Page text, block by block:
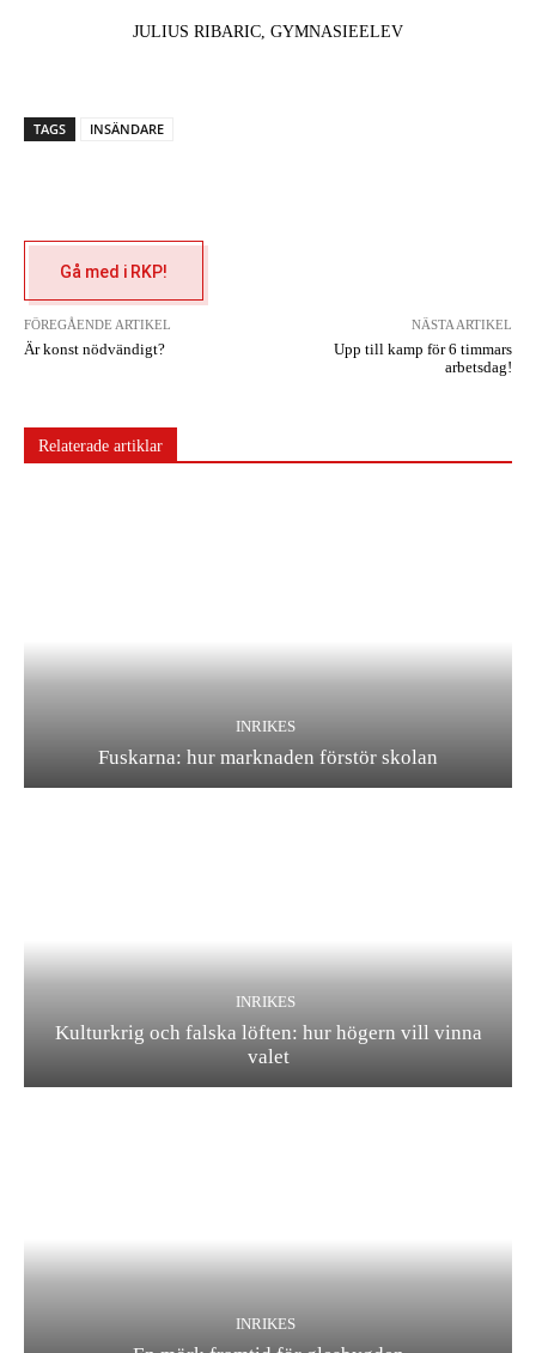
JULIUS RIBARIC, GYMNASIEELEV
TAGS INSÄNDARE
Gå med i RKP!
FÖREGÅENDE ARTIKEL
Är konst nödvändigt?
NÄSTA ARTIKEL
Upp till kamp för 6 timmars
arbetsdag!
Relaterade artiklar
INRIKES
Fuskarna: hur marknaden förstör skolan
INRIKES
Kulturkrig och falska löften: hur högern vill vinna
valet
INRIKES